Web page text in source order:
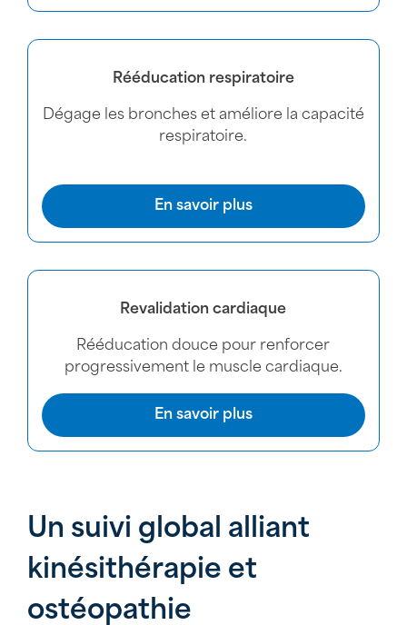
Rééducation respiratoire
Dégage les bronches et améliore la capacité
respiratoire.
En savoir plus
Revalidation cardiaque
Rééducation douce pour renforcer
progressivement le muscle cardiaque.
En savoir plus
Un suivi global alliant
kinésithérapie et
ostéopathie